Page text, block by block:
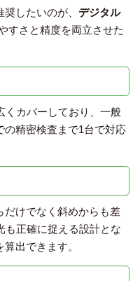
したいのが、 デジタル
すさと精度を両立させた
くカバーしており、一般
の精密検査まで1台で対応
だけでなく斜めからも差
も正確に捉える設計とな
出できます。